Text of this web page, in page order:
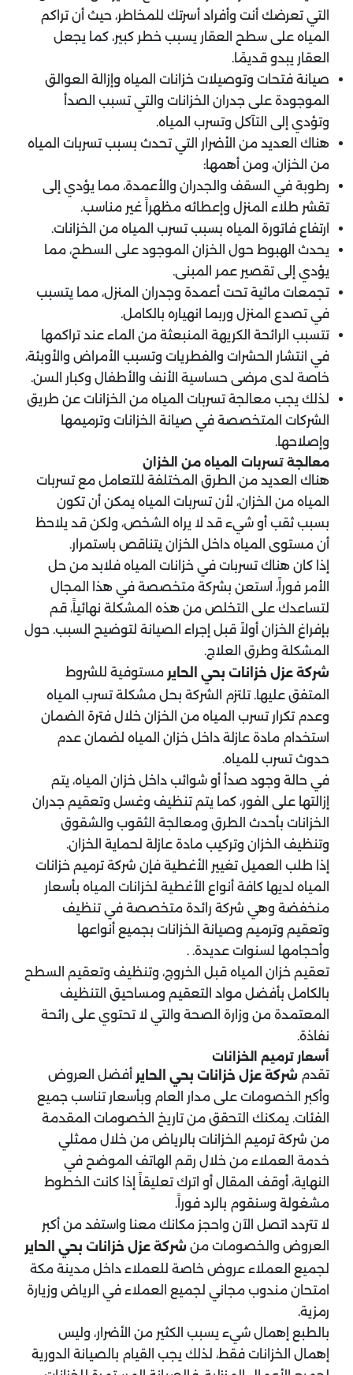
التي تعرضك أنت وأفراد أسرتك للمخاطر، حيث أن تراكم
المياه على سطح العقار يسبب خطر كبير، كما يجعل
العقار يبدو قديمًا.
صيانة فتحات وتوصيلات خزانات المياه وإزالة العوالق
الموجودة على جدران الخزانات والتي تسبب الصدأ
وتؤدي إلى التآكل وتسرب المياه.
هناك العديد من الأضرار التي تحدث بسبب تسربات المياه
من الخزان، ومن أهمها:
رطوبة في السقف والجدران والأعمدة، مما يؤدي إلى
تقشر طلاء المنزل وإعطائه مظهراً غير مناسب.
ارتفاع فاتورة المياه بسبب تسرب المياه من الخزانات.
يحدث الهبوط حول الخزان الموجود على السطح، مما
يؤدي إلى تقصير عمر المبنى.
تجمعات مائية تحت أعمدة وجدران المنزل، مما يتسبب
في تصدع المنزل وربما انهياره بالكامل.
تتسبب الرائحة الكريهة المنبعثة من الماء عند تراكمها
في انتشار الحشرات والفطريات وتسبب الأمراض والأوبئة،
خاصة لدى مرضى حساسية الأنف والأطفال وكبار السن.
لذلك يجب معالجة تسربات المياه من الخزانات عن طريق
الشركات المتخصصة في صيانة الخزانات وترميمها
وإصلاحها.
معالجة تسربات المياه من الخزان
هناك العديد من الطرق المختلفة للتعامل مع تسربات
المياه من الخزان، لأن تسربات المياه يمكن أن تكون
بسبب ثقب أو شيء قد لا يراه الشخص، ولكن قد يلاحظ
أن مستوى المياه داخل الخزان يتناقص باستمرار.
إذا كان هناك تسربات في خزانات المياه فلابد من حل
الأمر فوراً، استعن بشركة متخصصة في هذا المجال
لتساعدك على التخلص من هذه المشكلة نهائياً، قم
بإفراغ الخزان أولاً قبل إجراء الصيانة لتوضيح السبب. حول
المشكلة وطرق العلاج.
شركة عزل خزانات بحي الحاير مستوفية للشروط
المتفق عليها. تلتزم الشركة بحل مشكلة تسرب المياه
وعدم تكرار تسرب المياه من الخزان خلال فترة الضمان
استخدام مادة عازلة داخل خزان المياه لضمان عدم
حدوث تسرب للمياه.
في حالة وجود صدأ أو شوائب داخل خزان المياه، يتم
إزالتها على الفور، كما يتم تنظيف وغسل وتعقيم جدران
الخزانات بأحدث الطرق ومعالجة الثقوب والشقوق
وتنظيف الخزان وتركيب مادة عازلة لحماية الخزان.
إذا طلب العميل تغيير الأغطية فإن شركة ترميم خزانات
المياه لديها كافة أنواع الأغطية لخزانات المياه بأسعار
منخفضة وهي شركة رائدة متخصصة في تنظيف
وتعقيم وترميم وصيانة الخزانات بجميع أنواعها
وأحجامها لسنوات عديدة. .
تعقيم خزان المياه قبل الخروج، وتنظيف وتعقيم السطح
بالكامل بأفضل مواد التعقيم ومساحيق التنظيف
المعتمدة من وزارة الصحة والتي لا تحتوي على رائحة
نفاذة.
أسعار ترميم الخزانات
تقدم شركة عزل خزانات بحي الحاير أفضل العروض
وأكبر الخصومات على مدار العام وبأسعار تناسب جميع
الفئات. يمكنك التحقق من تاريخ الخصومات المقدمة
من شركة ترميم الخزانات بالرياض من خلال ممثلي
خدمة العملاء من خلال رقم الهاتف الموضح في
النهاية، أوقف المقال أو اترك تعليقاً إذا كانت الخطوط
مشغولة وسنقوم بالرد فوراً.
لا تتردد اتصل الآن واحجز مكانك معنا واستفد من أكبر
العروض والخصومات من شركة عزل خزانات بحي الحاير
لجميع العملاء عروض خاصة للعملاء داخل مدينة مكة
امتحان مندوب مجاني لجميع العملاء في الرياض وزيارة
رمزية.
بالطبع إهمال شيء يسبب الكثير من الأضرار، وليس
إهمال الخزانات فقط، لذلك يجب القيام بالصيانة الدورية